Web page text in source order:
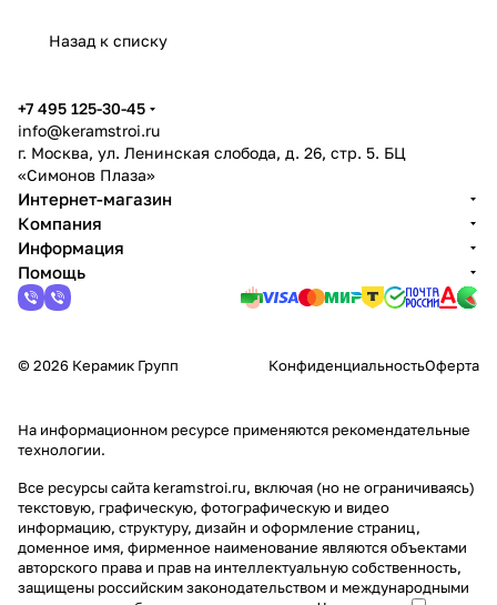
Назад к списку
+7 495 125-30-45
info@keramstroi.ru
г. Москва, ул. Ленинская слобода, д. 26, стр. 5. БЦ
«Симонов Плаза»
Интернет-магазин
Компания
Информация
Помощь
© 2026 Керамик Групп КонфиденциальностьОферта
На информационном ресурсе применяются рекомендательные
технологии.
Все ресурсы сайта keramstroi.ru, включая (но не ограничиваясь)
текстовую, графическую, фотографическую и видео
информацию, структуру, дизайн и оформление страниц,
доменное имя, фирменное наименование являются объектами
авторского права и прав на интеллектуальную собственность,
защищены российским законодательством и международными